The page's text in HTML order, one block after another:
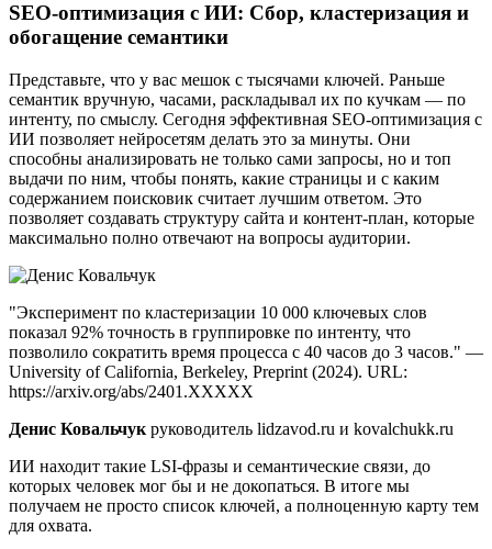
SEO-оптимизация с ИИ: Сбор, кластеризация и
обогащение семантики
Представьте, что у вас мешок с тысячами ключей. Раньше
семантик вручную, часами, раскладывал их по кучкам — по
интенту, по смыслу. Сегодня эффективная SEO-оптимизация с
ИИ позволяет нейросетям делать это за минуты. Они
способны анализировать не только сами запросы, но и топ
выдачи по ним, чтобы понять, какие страницы и с каким
содержанием поисковик считает лучшим ответом. Это
позволяет создавать структуру сайта и контент-план, которые
максимально полно отвечают на вопросы аудитории.
"Эксперимент по кластеризации 10 000 ключевых слов
показал 92% точность в группировке по интенту, что
позволило сократить время процесса с 40 часов до 3 часов." —
University of California, Berkeley, Preprint (2024). URL:
https://arxiv.org/abs/2401.XXXXX
Денис Ковальчук руководитель lidzavod.ru и kovalchukk.ru
ИИ находит такие LSI-фразы и семантические связи, до
которых человек мог бы и не докопаться. В итоге мы
получаем не просто список ключей, а полноценную карту тем
для охвата.